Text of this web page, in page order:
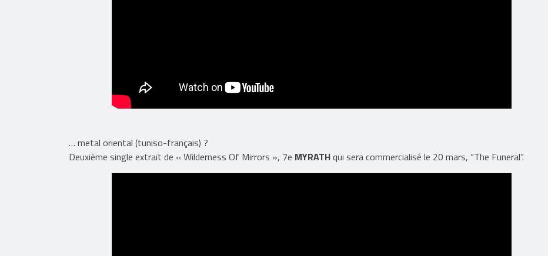
​… metal oriental (tuniso-français) ?
Deuxième single extrait de « Wilderness Of Mirrors », 7e MYRATHqui sera commercialisé le 20 mars, “The Funeral”.